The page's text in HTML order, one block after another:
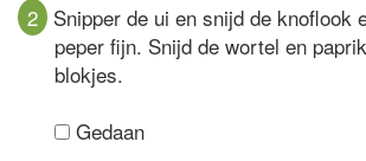
2 Snipper de ui en snijd de knoflook
peper fijn. Snijd de wortel en
blokjes.
Gedaan